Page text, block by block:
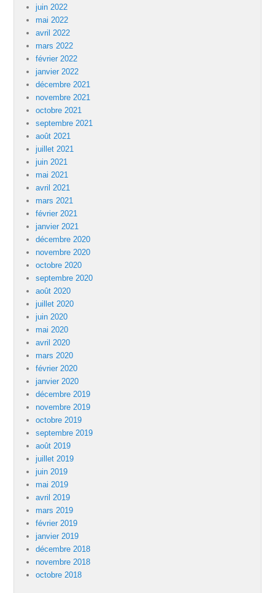
juin 2022
mai 2022
avril 2022
mars 2022
février 2022
janvier 2022
décembre 2021
novembre 2021
octobre 2021
septembre 2021
août 2021
juillet 2021
juin 2021
mai 2021
avril 2021
mars 2021
février 2021
janvier 2021
décembre 2020
novembre 2020
octobre 2020
septembre 2020
août 2020
juillet 2020
juin 2020
mai 2020
avril 2020
mars 2020
février 2020
janvier 2020
décembre 2019
novembre 2019
octobre 2019
septembre 2019
août 2019
juillet 2019
juin 2019
mai 2019
avril 2019
mars 2019
février 2019
janvier 2019
décembre 2018
novembre 2018
octobre 2018